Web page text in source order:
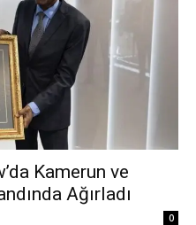
Kamerun ve
Ağırladı
0